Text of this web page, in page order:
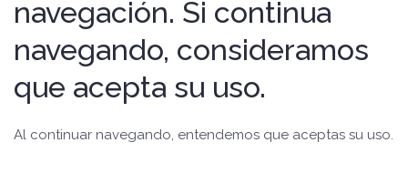
navegación. Si continua
navegando, consideramos
que acepta su uso.
Al continuar navegando, entendemos que aceptas su uso.